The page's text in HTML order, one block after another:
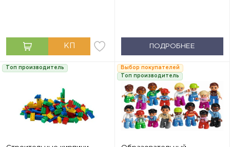
ПОДРОБНЕЕ
Топ производитель
Выбор покупателей
Топ производитель